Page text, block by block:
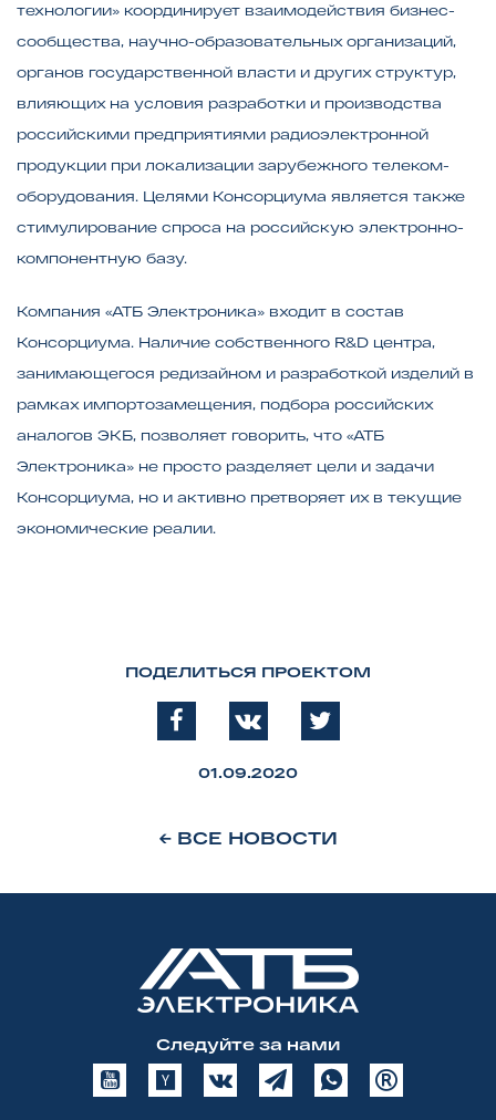
технологии» координирует взаимодействия бизнес-
сообщества, научно-образовательных организаций,
органов государственной власти и других структур,
влияющих на условия разработки и производства
российскими предприятиями радиоэлектронной
продукции при локализации зарубежного телеком-
оборудования. Целями Консорциума является также
стимулирование спроса на российскую электронно-
компонентную базу.
Компания «АТБ Электроника» входит в состав
Консорциума. Наличие собственного R&D центра,
занимающегося редизайном и разработкой изделий в
рамках импортозамещения, подбора российских
аналогов ЭКБ, позволяет говорить, что «АТБ
Электроника» не просто разделяет цели и задачи
Консорциума, но и активно претворяет их в текущие
экономические реалии.
ПОДЕЛИТЬСЯ ПРОЕКТОМ
01.09.2020
← ВСЕ НОВОСТИ
Следуйте за нами